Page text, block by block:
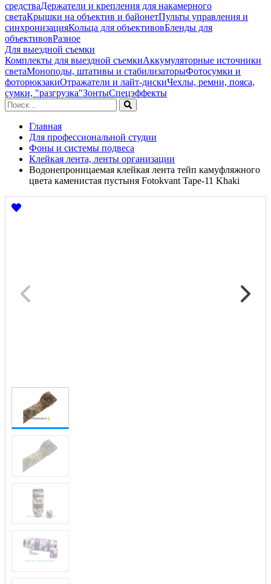
средстваДержатели и крепления для накамерного
светаКрышки на объектив и байонетПульты управления и
синхронизацияКольца для объективовБленды для
объективовРазное
Для выездной съемки
Комплекты для выездной съемкиАккумуляторные источники
светаМоноподы, штативы и стабилизаторыФотосумки и
фоторюкзакиОтражатели и лайт-дискиЧехлы, ремни, пояса,
сумки, "разгрузка"ЗонтыСпецэффекты
Главная
Для профессиональной студии
Фоны и системы подвеса
Клейкая лента, ленты организации
Водонепроницаемая клейкая лента тейп камуфляжного
цвета каменистая пустыня Fotokvant Tape-11 Khaki